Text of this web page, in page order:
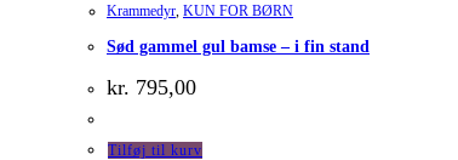
Krammedyr KUN FOR BØRN
Sød gammel gul bamse – i fin stand
kr. 795,00
Tilføj til kurv